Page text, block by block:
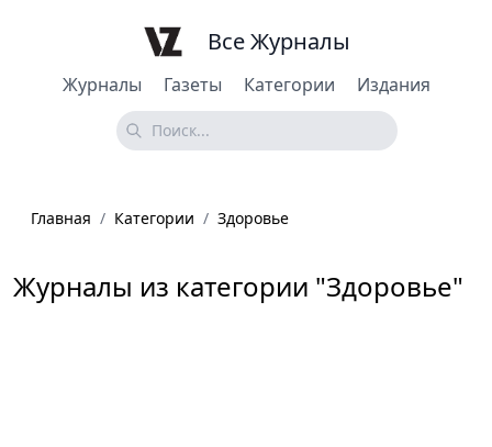
Журналы Газеты Категории Издания
Все Журналы
Главная / Категории / Здоровье
Журналы из категории "Здоровье"